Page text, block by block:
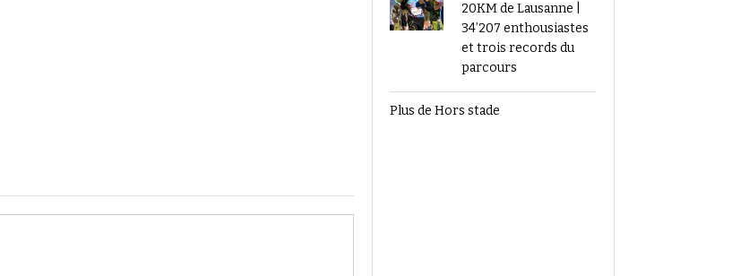
20KM de Lausanne |
34’207 enthousiastes
et trois records du
parcours
Plus de Hors stade